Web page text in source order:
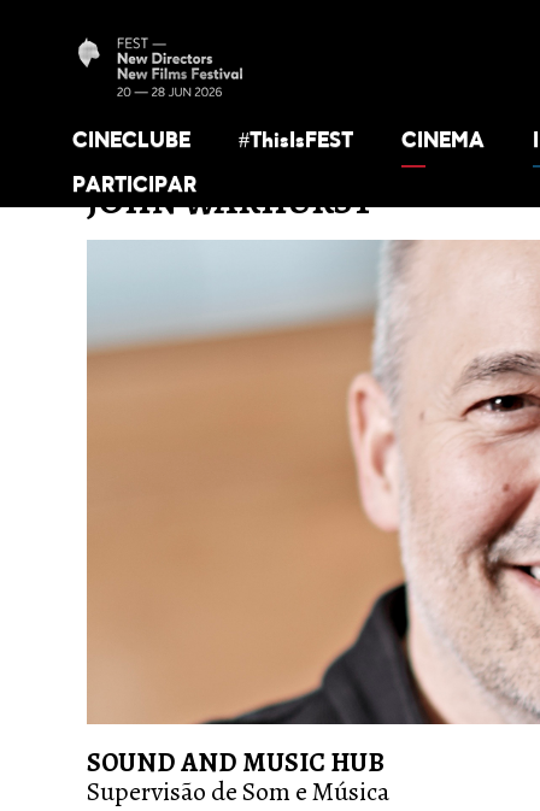
CINECLUBE #ThisIsFEST CINEMA
PARTICIPAR
JOHN WARHURST
SOUND AND MUSIC HUB
Supervisão de Som e Música